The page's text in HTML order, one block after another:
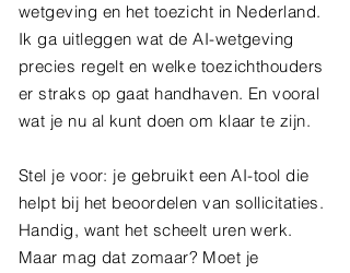
wetgeving en het toezicht in Nederland.
Ik ga uitleggen wat de AI-wetgeving
precies regelt en welke toezichthouders
er straks op gaat handhaven. En vooral
wat je nu al kunt doen om klaar te zijn.
Stel je voor: je gebruikt een AI-tool die
helpt bij het beoordelen van sollicitaties.
Handig, want het scheelt uren werk.
Maar mag dat zomaar? Moet je